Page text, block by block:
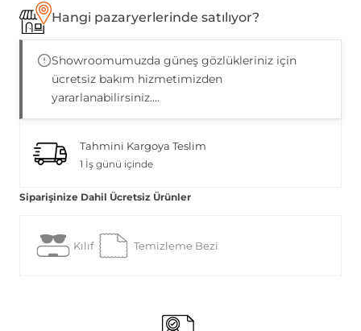
Hangi pazaryerlerinde satılıyor?
Showroomumuzda güneş gözlükleriniz için
ücretsiz bakım hizmetimizden
yararlanabilirsiniz....
Tahmini Kargoya Teslim
1 İş günü içinde
Siparişinize Dahil Ücretsiz Ürünler
Kılıf Temizleme Bezi